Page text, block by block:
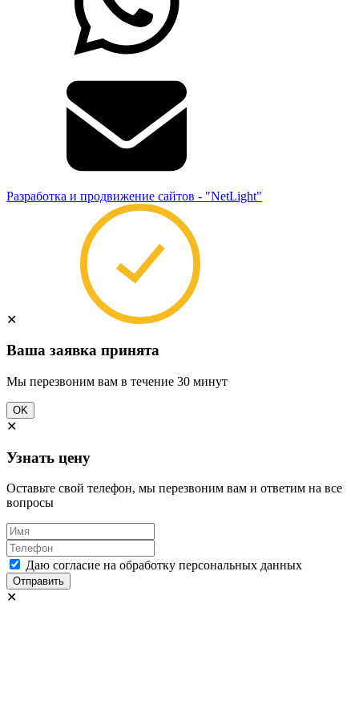
Разработка и продвижение сайтов - "NetLight"
✕
Ваша заявка принята
Мы перезвоним вам в течение 30 минут
OK
✕
Узнать цену
Оставьте свой телефон, мы перезвоним вам и ответим на все
вопросы
Даю согласие на обработку персональных данных
Отправить
✕